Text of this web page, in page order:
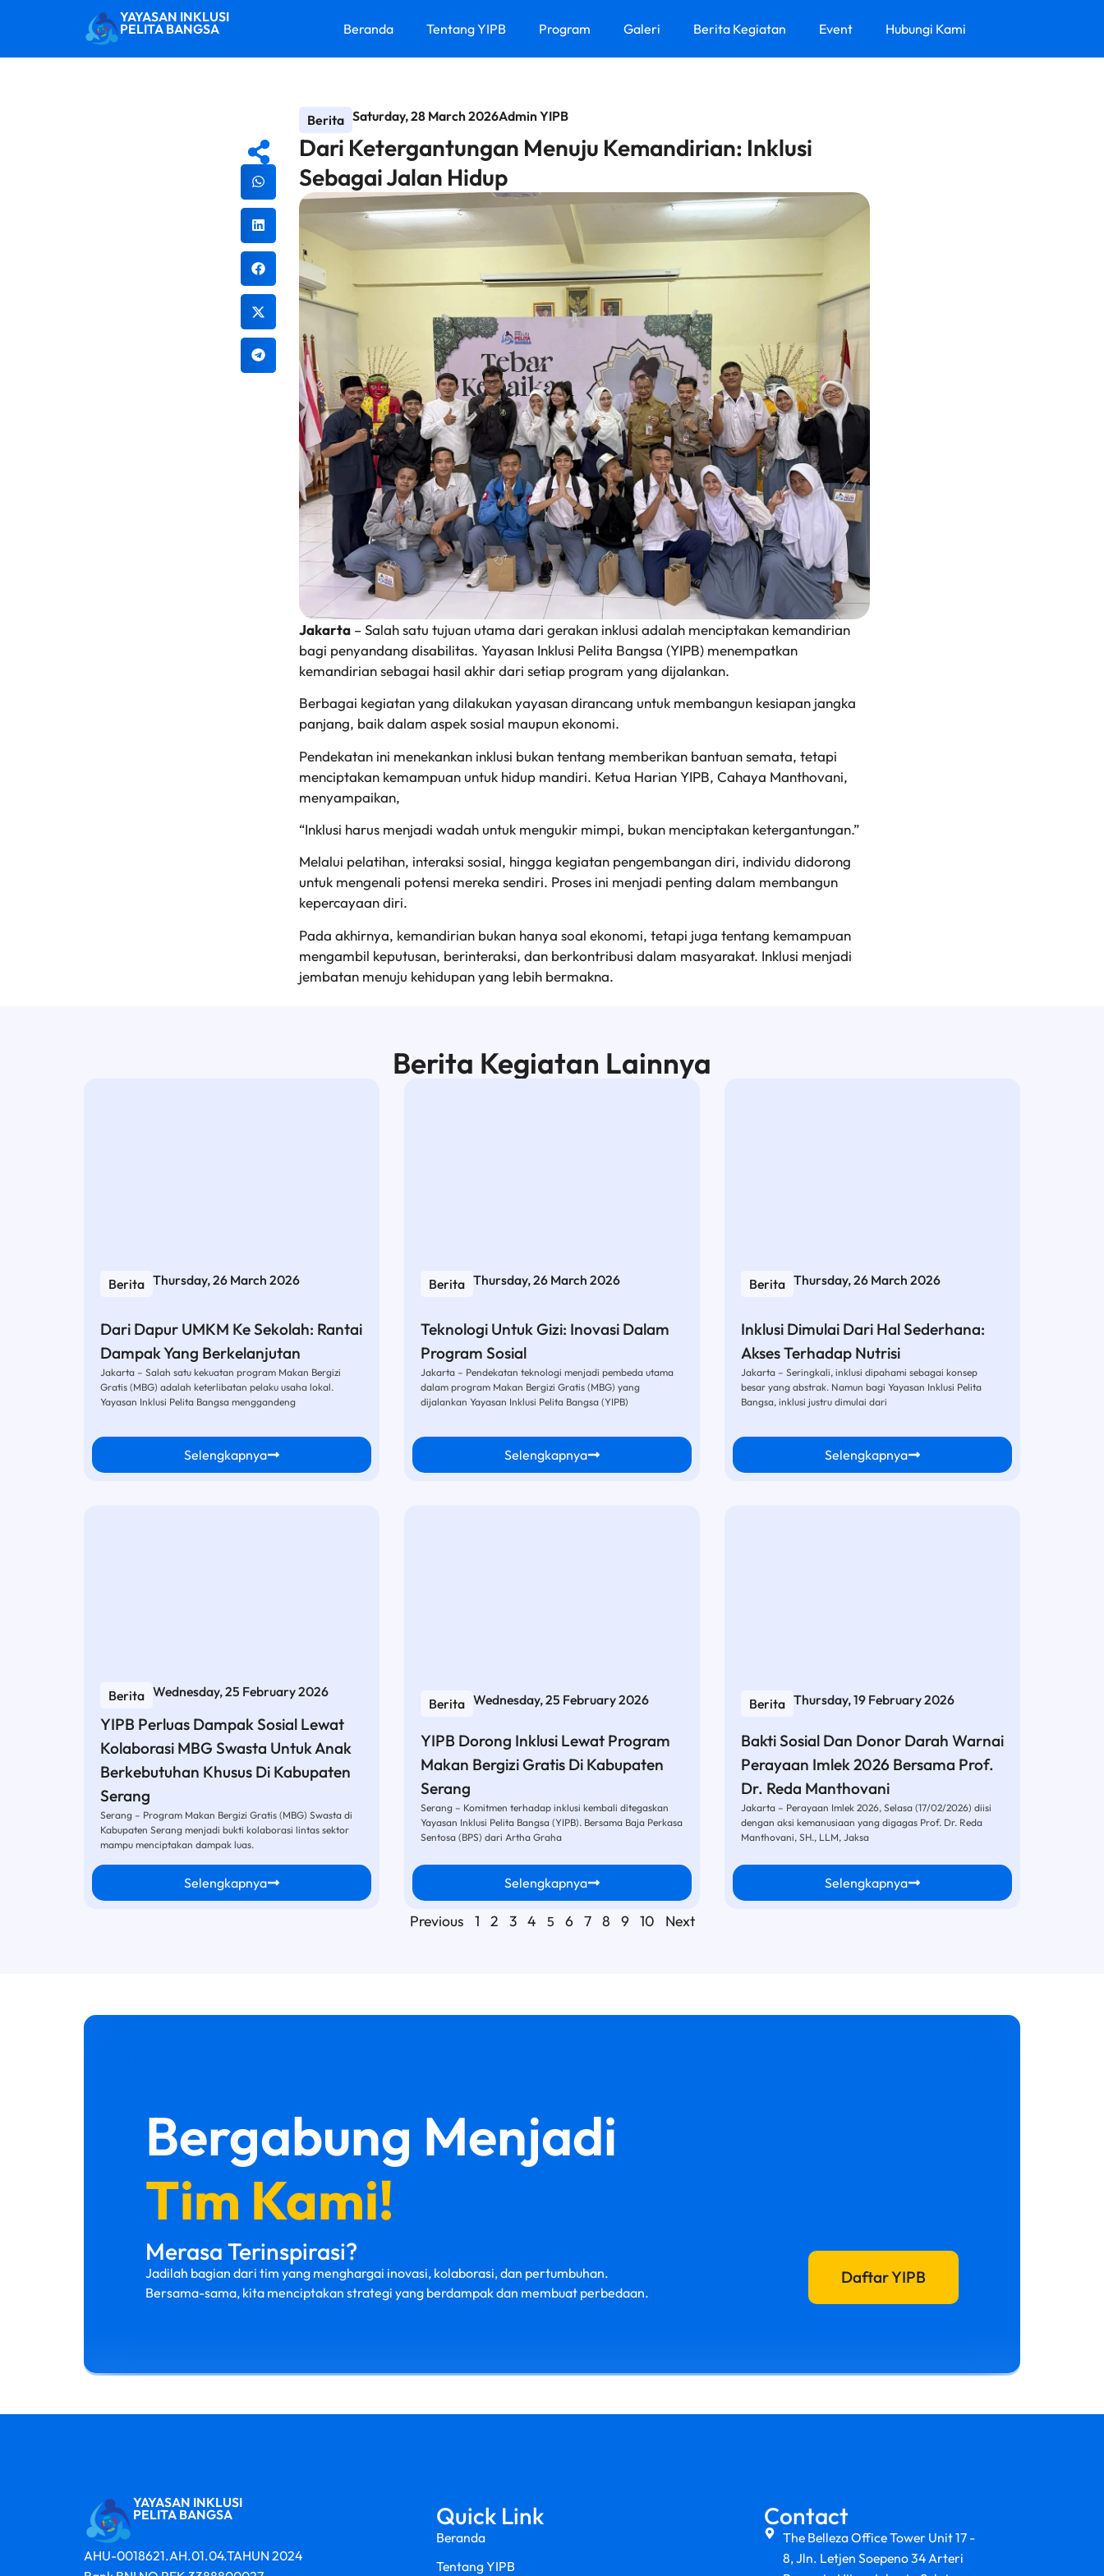
YAYASAN INKLUSI
PELITA BANGSA Beranda Tentang YIPB Program Galeri Berita Kegiatan Event Hubungi Kami
Berita Saturday, 28 March 2026Admin YIPB
Dari Ketergantungan Menuju Kemandirian: Inklusi
Sebagai Jalan Hidup
Jakarta – Salah satu tujuan utama dari gerakan inklusi adalah menciptakan kemandirian
bagi penyandang disabilitas. Yayasan Inklusi Pelita Bangsa (YIPB) menempatkan
kemandirian sebagai hasil akhir dari setiap program yang dijalankan.
Berbagai kegiatan yang dilakukan yayasan dirancang untuk membangun kesiapan jangka
panjang, baik dalam aspek sosial maupun ekonomi.
Pendekatan ini menekankan inklusi bukan tentang memberikan bantuan semata, tetapi
menciptakan kemampuan untuk hidup mandiri. Ketua Harian YIPB, Cahaya Manthovani,
menyampaikan,
“Inklusi harus menjadi wadah untuk mengukir mimpi, bukan menciptakan ketergantungan.”
Melalui pelatihan, interaksi sosial, hingga kegiatan pengembangan diri, individu didorong
untuk mengenali potensi mereka sendiri. Proses ini menjadi penting dalam membangun
kepercayaan diri.
Pada akhirnya, kemandirian bukan hanya soal ekonomi, tetapi juga tentang kemampuan
mengambil keputusan, berinteraksi, dan berkontribusi dalam masyarakat. Inklusi menjadi
jembatan menuju kehidupan yang lebih bermakna.
Berita Kegiatan Lainnya
Berita Thursday, 26 March 2026
Dari Dapur UMKM Ke Sekolah: Rantai
Dampak Yang Berkelanjutan
Jakarta – Salah satu kekuatan program Makan Bergizi
Gratis (MBG) adalah keterlibatan pelaku usaha lokal.
Yayasan Inklusi Pelita Bangsa menggandeng
Selengkapnya
Berita Thursday, 26 March 2026
Teknologi Untuk Gizi: Inovasi Dalam
Program Sosial
Jakarta – Pendekatan teknologi menjadi pembeda utama
dalam program Makan Bergizi Gratis (MBG) yang
dijalankan Yayasan Inklusi Pelita Bangsa (YIPB)
Selengkapnya
Berita Thursday, 26 March 2026
Inklusi Dimulai Dari Hal Sederhana:
Akses Terhadap Nutrisi
Jakarta – Seringkali, inklusi dipahami sebagai konsep
besar yang abstrak. Namun bagi Yayasan Inklusi Pelita
Bangsa, inklusi justru dimulai dari
Selengkapnya
Berita Wednesday, 25 February 2026
YIPB Perluas Dampak Sosial Lewat
Kolaborasi MBG Swasta Untuk Anak
Berkebutuhan Khusus Di Kabupaten
Serang
Serang – Program Makan Bergizi Gratis (MBG) Swasta di
Kabupaten Serang menjadi bukti kolaborasi lintas sektor
mampu menciptakan dampak luas.
Selengkapnya
Berita Wednesday, 25 February 2026
YIPB Dorong Inklusi Lewat Program
Makan Bergizi Gratis Di Kabupaten
Serang
Serang – Komitmen terhadap inklusi kembali ditegaskan
Yayasan Inklusi Pelita Bangsa (YIPB). Bersama Baja Perkasa
Sentosa (BPS) dari Artha Graha
Selengkapnya
Berita Thursday, 19 February 2026
Bakti Sosial Dan Donor Darah Warnai
Perayaan Imlek 2026 Bersama Prof.
Dr. Reda Manthovani
Jakarta – Perayaan Imlek 2026, Selasa (17/02/2026) diisi
dengan aksi kemanusiaan yang digagas Prof. Dr. Reda
Manthovani, SH., LLM, Jaksa
Selengkapnya
Previous 1 2 3 4 5 6 7 8 9 10 Next
Bergabung Menjadi
Tim Kami!
Merasa Terinspirasi?
Jadilah bagian dari tim yang menghargai inovasi, kolaborasi, dan pertumbuhan.
Bersama-sama, kita menciptakan strategi yang berdampak dan membuat perbedaan.
Daftar YIPB
YAYASAN INKLUSI
PELITA BANGSA
AHU-0018621.AH.01.04.TAHUN 2024
Quick Link
Beranda
Tentang YIPB
Contact
The Belleza Office Tower Unit 17 -
8, Jln. Letjen Soepeno 34 Arteri